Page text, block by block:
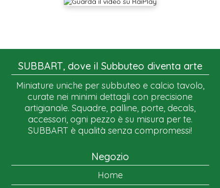
SUBBART, dove il Subbuteo diventa arte
Miniature uniche per subbuteo e calcio tavolo,
curate nei minimi dettagli con precisione
artigianale. Squadre, palline, porte, decals,
accessori, ogni pezzo è su misura per te.
SUBBART è qualità senza compromessi!
Negozio
Home